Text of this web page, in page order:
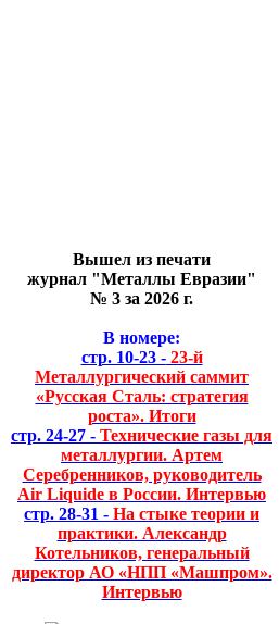
Вышел из печати
журнал "Металлы Евразии"
№ 3 за 2026 г.
В номере:
стр. 10-23 -23-й
Металлургический саммит
«Русская Сталь: стратегия
роста». Итоги
стр. 24-27 - Технические газы для
металлургии. Артем
Серебренников, руководитель
Air Liquide в России. Интервью
стр. 28-31 - На стыке теории и
практики. Александр
Котельников, генеральный
директор АО «НПП «Машпром».
Интервью